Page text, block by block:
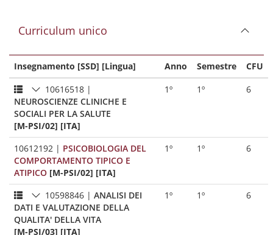
Curriculum unico
Insegnamento [SSD] [Lingua] Anno Semestre
CFU
10616518 |
NEUROSCIENZE CLINICHE E
SOCIALI PER LA SALUTE
[M-PSI/02] [ITA]
1º 1º 6
10612192 | PSICOBIOLOGIA DEL
COMPORTAMENTO TIPICO E
ATIPICO [M-PSI/02] [ITA]
1º 1º 6
10598846 | ANALISI DEI
DATI E VALUTAZIONE DELLA
QUALITA' DELLA VITA
[M-PSI/03] [ITA]
1º 1º 6